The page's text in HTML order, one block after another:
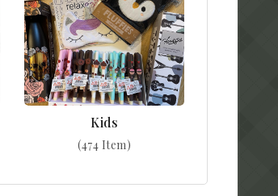
Kids
(474 Item)